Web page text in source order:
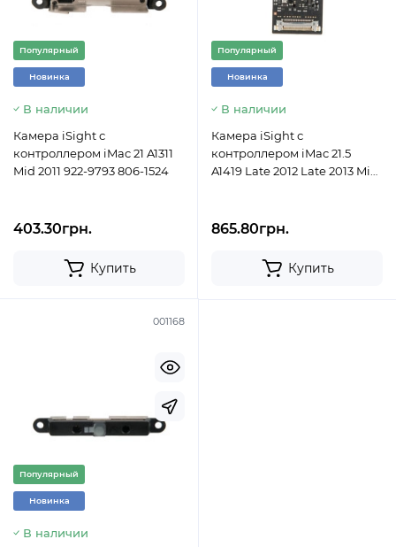
Популярный
Новинка
В наличии
Камера iSight с
контроллером iMac 21 A1311
Mid 2011 922-9793 806-1524
403.30грн.
Купить
Популярный
Новинка
В наличии
Камера iSight с
контроллером iMac 21.5
A1419 Late 2012 Late 2013 Mid
865.80грн.
Купить
001168
Популярный
Новинка
В наличии